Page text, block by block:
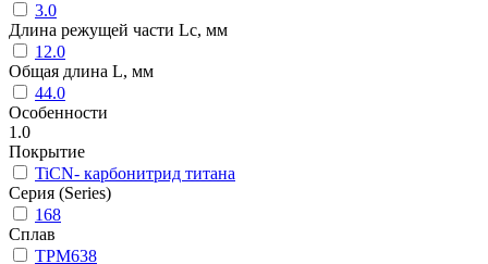
3.0
Длина режущей части Lc, мм
12.0
Общая длина L, мм
44.0
Особенности
1.0
Покрытие
TiCN- карбонитрид титана
Серия (Series)
168
Сплав
TPM638